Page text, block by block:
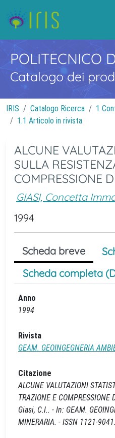
POLITECNICO
Catalogo dei
IRIS Catalogo Ricerca
1
1.1 Articolo in rivista
ALCUNE
SULLA
COMPRESSIONE
GIASI, Concetta
1994
Scheda breve
Scheda completa
Anno
1994
Rivista
GEAM. GEOINGEGNERIA
Citazione
ALCUNE VALUTAZIONI
TRAZIONE E
Giasi, C.I.. - In: GEAM.
MINERARIA. - ISSN 1121-